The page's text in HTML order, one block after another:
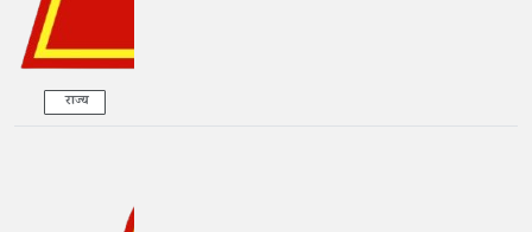
राज्य